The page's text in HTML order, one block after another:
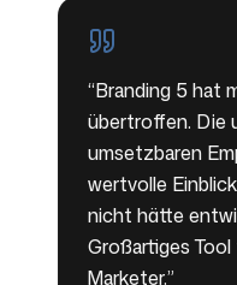
“Branding 5 hat
übertroffen. Die
umsetzbaren
wertvolle
nicht hätte
Großartiges
Marketer.”